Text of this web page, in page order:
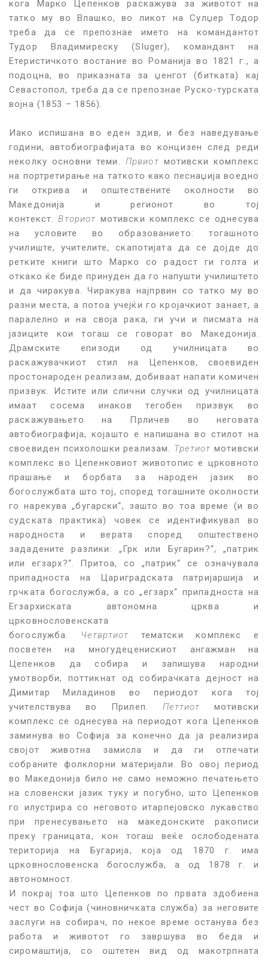
кога Марко Цепенков раскажува за животот на
татко му во Влашко, во ликот на Сулџер Тодор
треба да се препознае името на командантот
Тудор Владимиреску (Sluger), командант на
Етеристичкото востание во Романија во 1821 г., а
подоцна, во приказната за џенгот (битката) кај
Севастопол, треба да се препознае Руско-турската
војна (1853 – 1856).
Иако испишана во еден здив, и без наведување
години, автобиографијата во концизен след реди
неколку основни теми. Првиот мотивски комплекс
на портретирање на таткото како песнаџија воедно
ги открива и општествените околности во
Македонија и регионот во тој
контекст.Вториот мотивски комплекс се однесува
на условите во образованието: тогашното
училиште, учителите, скапотијата да се дојде до
ретките книги што Марко со радост ги голта и
откако ќе биде принуден да го напушти училиштето
и да чиракува. Чиракува најпрвин со татко му во
разни места, а потоа учејќи го кројачкиот занает, а
паралелно и на своја рака, ги учи и писмата на
јазиците кои тогаш се говорат во Македонија.
Драмските епизоди од училницата во
раскажувачкиот стил на Цепенков, своевиден
простонароден реализам, добиваат напати комичен
призвук. Истите или слични случки од училницата
имаат сосема инаков тегобен призвук во
раскажувањето на Прличев во неговата
автобиографија, којашто е напишана во стилот на
своевиден психолошки реализам. Третиот мотивски
комплекс во Цепенковиот животопис е црковното
прашање и борбата за народен јазик во
богослужбата што тој, според тогашните околности
го нарекува „бугарски“, зашто во тоа време (и во
судската практика) човек се идентификувал во
народноста и верата според општествено
зададените разлики: „Грк или Бугарин?“, „патрик
или егзарх?“. Притоа, со „патрик“ се означувала
припадноста на Цариградската патријаршија и
грчката богослужба, а со „егзарх“ припадноста на
Егзархиската автономна црква и
црковнословенската
богослужба. Четвртиот тематски комплекс е
посветен на многудеценискиот ангажман на
Цепенков да собира и запишува народни
умотворби, поттикнат од собирачката дејност на
Димитар Миладинов во периодот кога тој
учителствува во Прилеп. Петтиот мотивски
комплекс се однесува на периодот кога Цепенков
заминува во Софија за конечно да ја реализира
својот животна замисла и да ги отпечати
собраните фолклорни материјали. Во овој период
во Македонија било не само неможно печатењето
на словенски јазик туку и погубно, што Цепенков
го илустрира со неговото итарпејовско лукавство
при пренесувањето на македонските ракописи
преку границата, кон тогаш веќе ослободената
територија на Бугарија, која од 1870 г. има
црковнословенска богослужба, а од 1878 г. и
автономност.
И покрај тоа што Цепенков по првата здобиена
чест во Софија (чиновничката служба) за неговите
заслуги на собирач, по некое време останува без
работа и животот го завршува во беда и
сиромаштија, со оштетен вид од макотрпната